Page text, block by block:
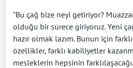
"Bu çağ bize neyi getiriyor?
olduğu bir sürece giriyoruz. Yeni
hazır olmak lazım. Bunun için
özellikler, farklı kabiliyetler
mesleklerin hepsinin